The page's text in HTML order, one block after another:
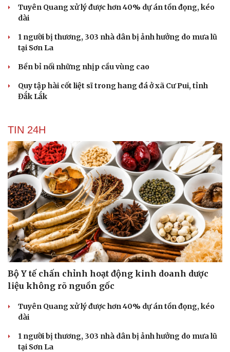
Săn Tour
check-in
Cửa sổ tình yêu
Kể chuyện cho bé
Hạt giống tâm hồn
Tuyên Quang xử lý được hơn 40% dự án tồn đọng, kéo
dài
1 người bị thương, 303 nhà dân bị ảnh hưởng do mưa lũ
tại Sơn La
Bền bỉ nối những nhịp cầu vùng cao
Quy tập hài cốt liệt sĩ trong hang đá ở xã Cư Pui, tỉnh
Đắk Lắk
TIN 24H
Bộ Y tế chấn chỉnh hoạt động kinh doanh dược
liệu không rõ nguồn gốc
Tuyên Quang xử lý được hơn 40% dự án tồn đọng, kéo
dài
1 người bị thương, 303 nhà dân bị ảnh hưởng do mưa lũ
tại Sơn La